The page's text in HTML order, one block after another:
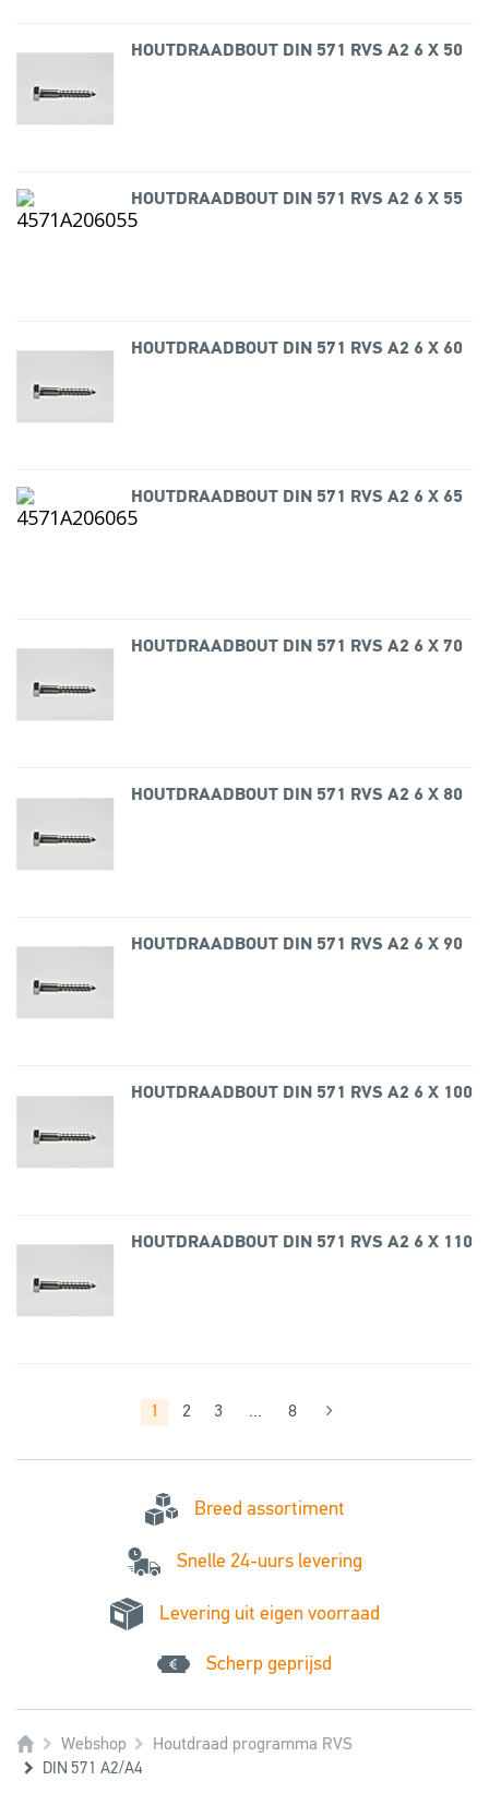
HOUTDRAADBOUT DIN 571 RVS A2 6 X 50
HOUTDRAADBOUT DIN 571 RVS A2 6 X 55
HOUTDRAADBOUT DIN 571 RVS A2 6 X 60
HOUTDRAADBOUT DIN 571 RVS A2 6 X 65
HOUTDRAADBOUT DIN 571 RVS A2 6 X 70
HOUTDRAADBOUT DIN 571 RVS A2 6 X 80
HOUTDRAADBOUT DIN 571 RVS A2 6 X 90
HOUTDRAADBOUT DIN 571 RVS A2 6 X 100
HOUTDRAADBOUT DIN 571 RVS A2 6 X 110
1 2 3 ... 8
Breed assortiment
Snelle 24-uurs levering
Levering uit eigen voorraad
Scherp geprijsd
Webshop Houtdraad programma RVS
DIN 571 A2/A4